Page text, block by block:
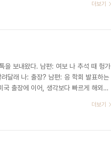
할 때는 세 가지를 가장 중점적으로 보
고 관..
더보기
을 보내왔다. 남편: 여보 나 추석 때 헝가
달래 나: 출장? 남편: 응 학회 발표하는
출장에 이어, 생각보다 빠르게 해외여
남편은 나에게 가고 싶냐고 물었을 때,
더보기